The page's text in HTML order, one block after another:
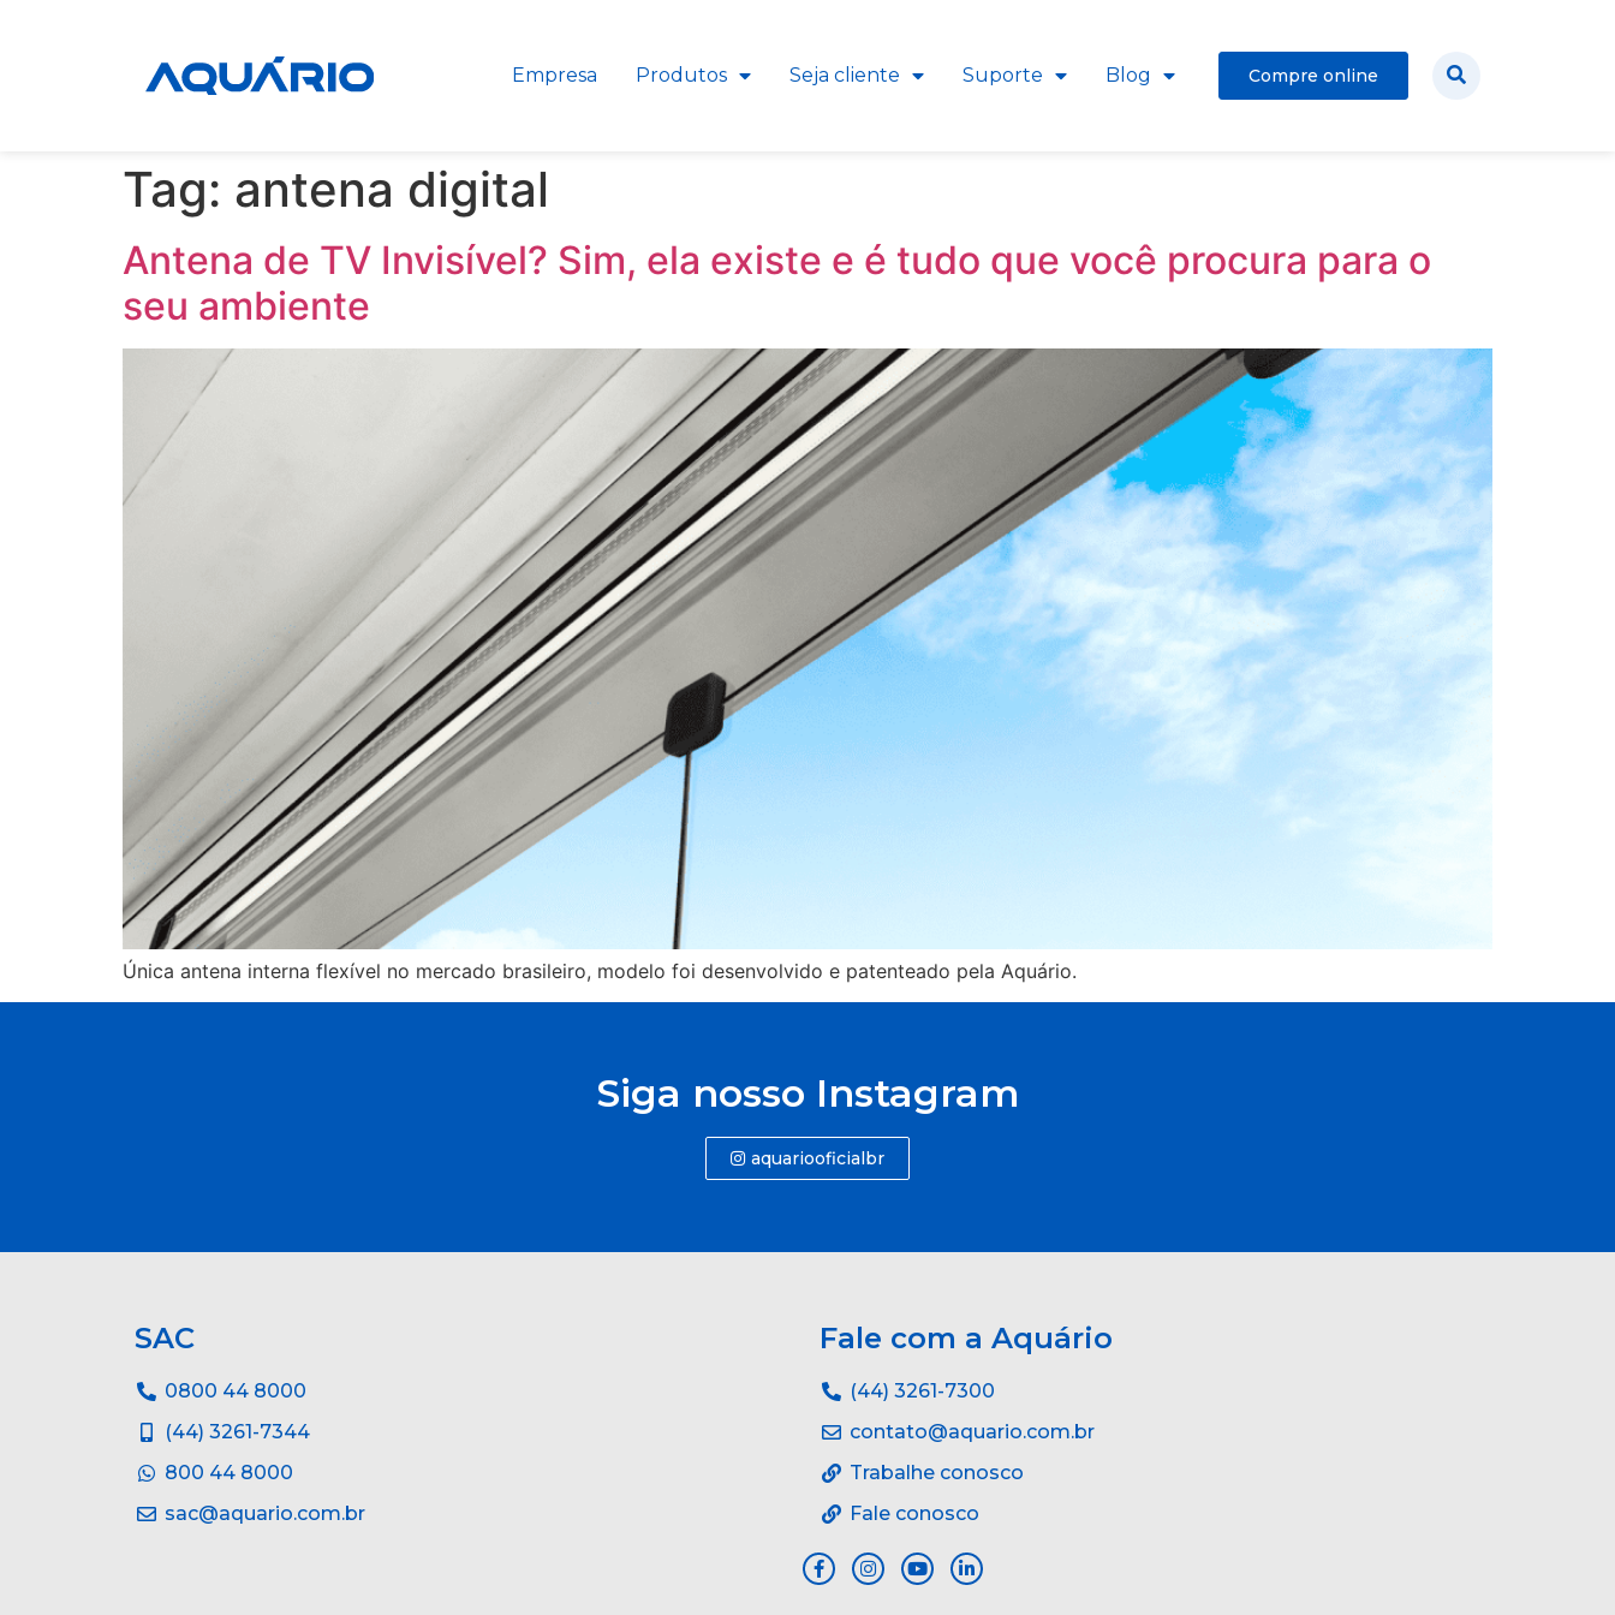
Empresa Produtos Seja cliente Suporte Blog Compre online
Tag: antena digital
Antena de TV Invisível? Sim, ela existe e é tudo que você procura para o
seu ambiente
Única antena interna flexível no mercado brasileiro, modelo foi desenvolvido e patenteado pela Aquário.
Siga nosso Instagram
aquariooficialbr
SAC
0800 44 8000
(44) 3261-7344
800 44 8000
sac@aquario.com.br
Fale com a Aquário
(44) 3261-7300
contato@aquario.com.br
Trabalhe conosco
Fale conosco